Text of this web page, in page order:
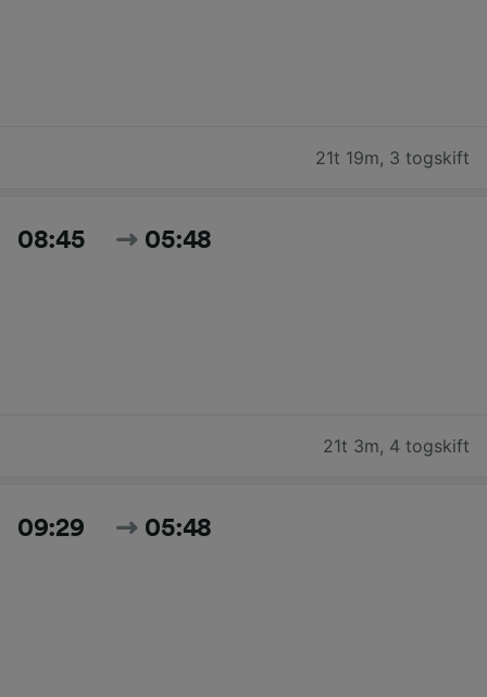
21t 19m, 3 togskift
08:45 05:48
21t 3m, 4 togskift
09:29 05:48